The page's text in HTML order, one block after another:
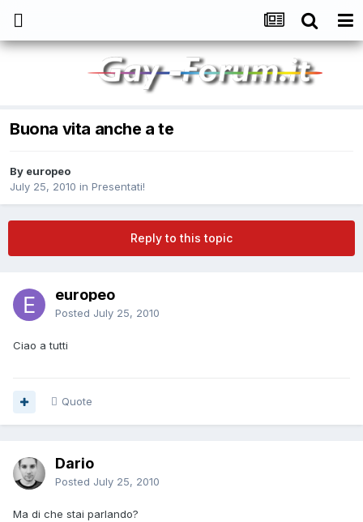
Buona vita anche a te
By europeo
July 25, 2010 in Presentati!
Reply to this topic
europeo
Posted July 25, 2010
Ciao a tutti
Quote
Dario
Posted July 25, 2010
Ma di che stai parlando?